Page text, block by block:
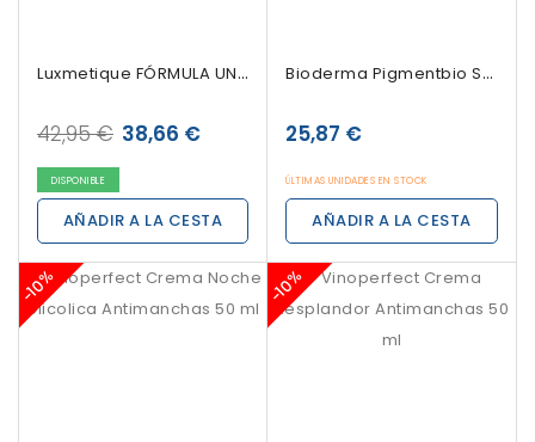
Luxmetique FÓRMULA UNIFIQUE, 60 Cápsulas
42,95 € 38,66 €
DISPONIBLE
AÑADIR A LA CESTA
Bioderma Pigmentbio Sensitive Areas, 75 Ml
25,87 €
ÚLTIMAS UNIDADES EN STOCK
AÑADIR A LA CESTA
-10% -10%